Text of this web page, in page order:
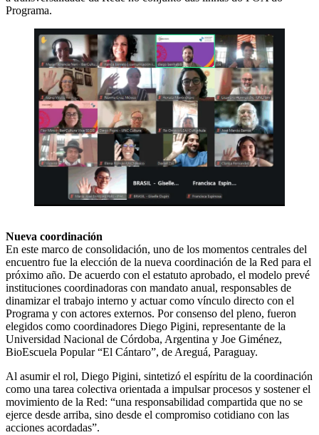
Programa.
Nueva coordinación
En este marco de consolidación, uno de los momentos centrales del
encuentro fue la elección de la nueva coordinación de la Red para el
próximo año. De acuerdo con el estatuto aprobado, el modelo prevé
instituciones coordinadoras con mandato anual, responsables de
dinamizar el trabajo interno y actuar como vínculo directo con el
Programa y con actores externos. Por consenso del pleno, fueron
elegidos como coordinadores Diego Pigini, representante de la
Universidad Nacional de Córdoba, Argentina y Joe Giménez,
BioEscuela Popular “El Cántaro”, de Areguá, Paraguay.
Al asumir el rol, Diego Pigini, sintetizó el espíritu de la coordinación
como una tarea colectiva orientada a impulsar procesos y sostener el
movimiento de la Red: “una responsabilidad compartida que no se
ejerce desde arriba, sino desde el compromiso cotidiano con las
acciones acordadas”.